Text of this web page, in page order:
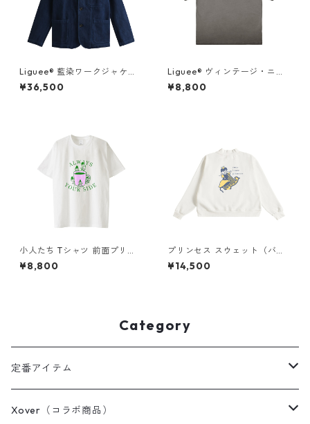
Liguee®️ 藍染ワークジャケッ
ト（花ロゴ刺繍）
¥36,500
Liguee®️ ヴィンテージ・ニュ
アンス Tシャツ（刺繍ロゴ）グ
レー
¥8,800
小人たち Tシャツ 前面プリン
ト
¥8,800
プリンセス スウェット（バッ
クプリント）× Liguee®️糸の鳥
ロゴ（刺繍）
¥14,500
Category
定番アイテム
Tシャツ / カットソー
Xover（コラボ商品）